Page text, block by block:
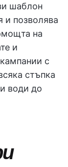
шаблон
и позволява
на
и
с
стъпка
води до